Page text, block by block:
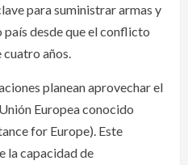
para suministrar armas y
desde que el conflicto
cuatro años.
planean aprovechar el
Europea conocido
for Europe). Este
la capacidad de